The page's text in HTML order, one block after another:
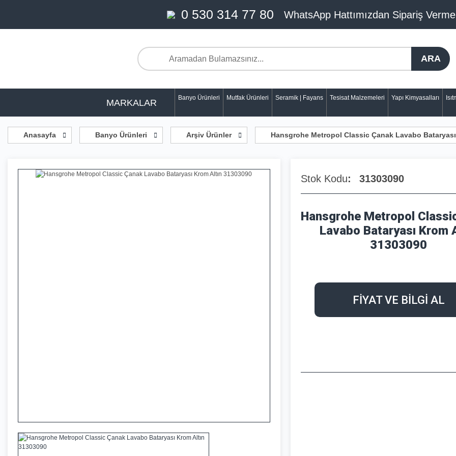
0 530 314 77 80 WhatsApp Hattımızdan Sipariş
ARA
MARKALAR Banyo Ürünleri Mutfak Ürünleri Seramik | Fayans Tesisat Malzemeleri Yapı Kimyasalları
Anasayfa Banyo Ürünleri Arşiv Ürünler Hansgrohe Metropol Classic Çanak Lavabo
Stok Kodu 31303090
Hansgrohe Metropol
Lavabo Bataryası Krom
31303090
FİYAT VE BİLGİ AL